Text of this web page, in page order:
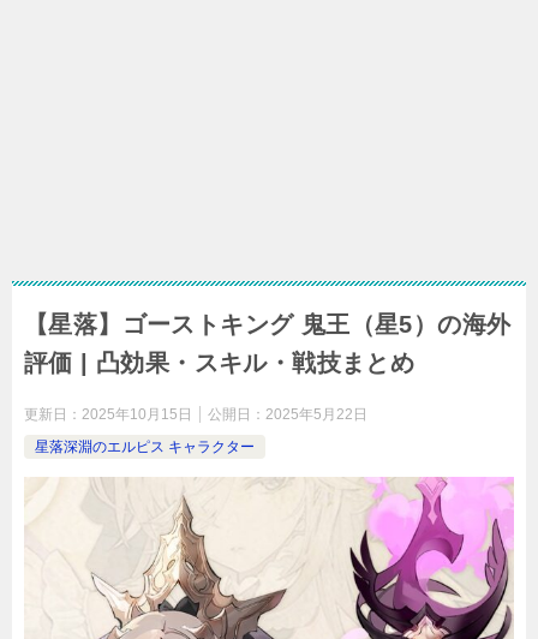
【星落】ゴーストキング 鬼王（星5）の海外
評価 | 凸効果・スキル・戦技まとめ
更新日： 2025年10月15日 公開日： 2025年5月22日
星落深淵のエルピス キャラクター